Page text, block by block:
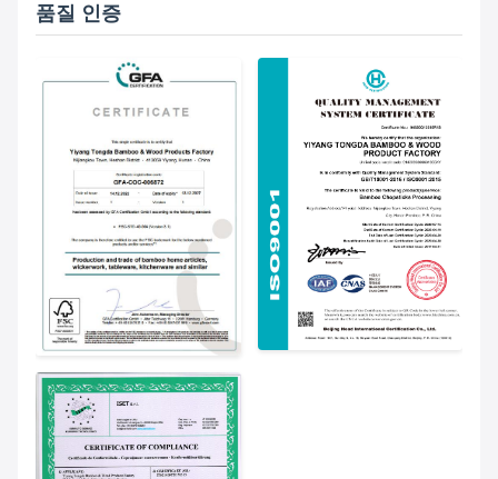
품질 인증